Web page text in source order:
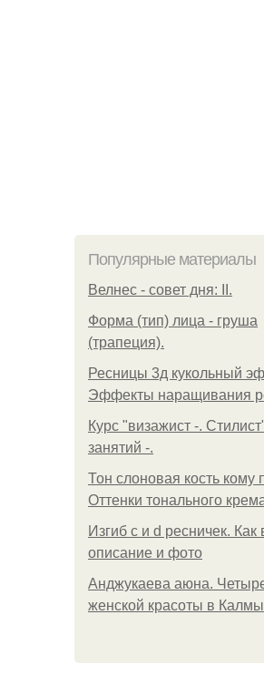
Популярные материалы
Велнес - совет дня: II.
Форма (тип) лица - груша
(трапеция).
Ресницы 3д кукольный
Эффекты наращивания
Курс "визажист -.
занятий -.
Тон слоновая кость кому
Оттенки тонального
Изгиб c и d ресничек. Как
описание и фото
Анджукаева аюна.
женской красоты в